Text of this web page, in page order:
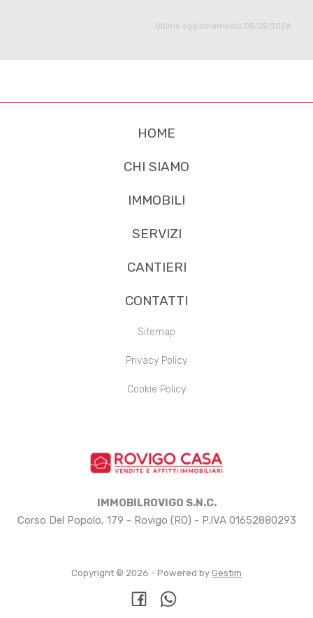
Ultimo aggiornamento 05/05/2026
HOME
CHI SIAMO
IMMOBILI
SERVIZI
CANTIERI
CONTATTI
Sitemap
Privacy Policy
Cookie Policy
IMMOBILROVIGO S.N.C.
Corso Del Popolo, 179 - Rovigo (RO) - P.IVA 01652880293
Copyright © 2026 - Powered by Gestim